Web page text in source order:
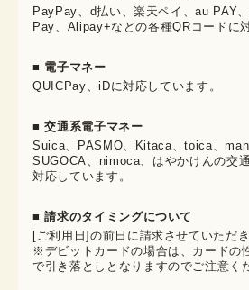
PayPay、d払い、楽天ペイ、au PAY
Pay、Alipay+などの各種QRコードに
■ 電子マネー
QUICPay、iDに対応しています。
■ 交通系電子マネー
Suica、PASMO、Kitaca、toica、
SUGOCA、nimoca、はやかけんの交
対応しています。
■ 請求のタイミングについて
[ご利用日]の前日に請求させていただき
※デビットカードの場合は、カードの
で引き落としとなりますのでご注意く